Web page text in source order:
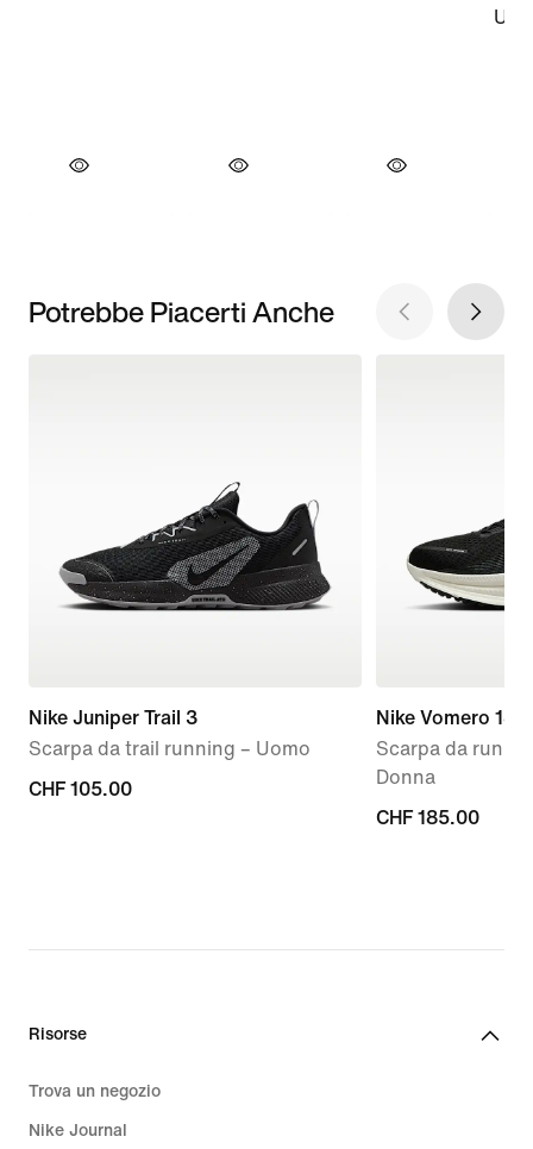
Potrebbe Piacerti Anche
Nike Juniper Trail 3
Scarpa da trail running – Uomo
CHF
CHF 105.00
Nike Vomero 18
Scarpa da
Donna
CHF
CHF 185.00
Risorse
Trova un negozio
Nike Journal